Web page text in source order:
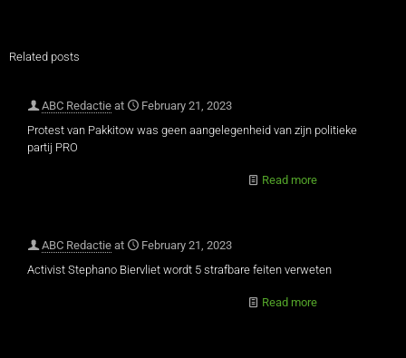
Related posts
ABC Redactie at
February 21, 2023
Protest van Pakkitow was geen aangelegenheid van zijn politieke
partij PRO
Read more
ABC Redactie at
February 21, 2023
Activist Stephano Biervliet wordt 5 strafbare feiten verweten
Read more